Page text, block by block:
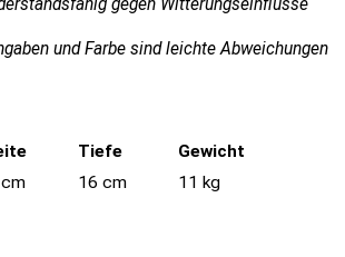
gegen Witterungseinflüsse
und Farbe sind leichte Abweichungen
Tiefe
Gewicht
16 cm 11 kg